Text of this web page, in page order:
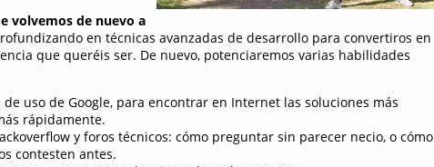
volvemos de nuevo a
en técnicas avanzadas de desarrollo para convertiros en
que queréis ser. De nuevo, potenciaremos varias habilidades
de uso de Google, para encontrar en Internet las soluciones más
rápidamente.
y foros técnicos: cómo preguntar sin parecer necio, o cómo
contesten antes.